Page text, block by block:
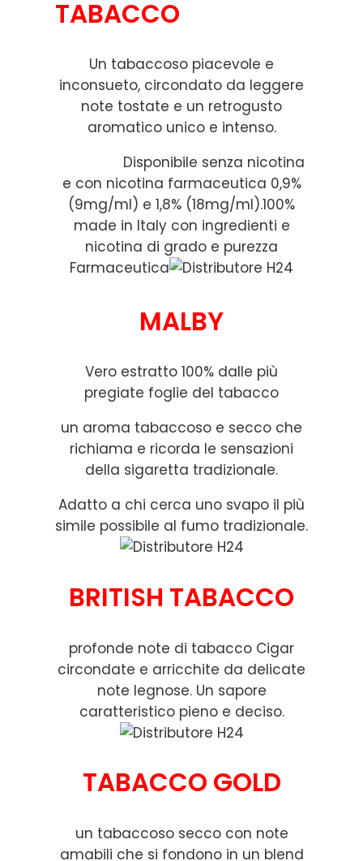
TABACCO
Un tabaccoso piacevole e
inconsueto, circondato da leggere
note tostate e un retrogusto
aromatico unico e intenso.
Disponibile senza nicotina
e con nicotina farmaceutica 0,9%
(9mg/ml) e 1,8% (18mg/ml).100%
made in Italy con ingredienti e
nicotina di grado e purezza
Farmaceutica
MALBY
Vero estratto 100% dalle più
pregiate foglie del tabacco
un aroma tabaccoso e secco che
richiama e ricorda le sensazioni
della sigaretta tradizionale.
Adatto a chi cerca uno svapo il più
simile possibile al fumo tradizionale.
BRITISH TABACCO
profonde note di tabacco Cigar
circondate e arricchite da delicate
note legnose. Un sapore
caratteristico pieno e deciso.
TABACCO GOLD
un tabaccoso secco con note
amabili che si fondono in un blend